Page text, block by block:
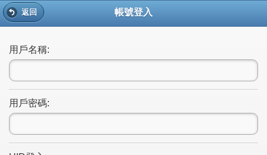
返回 帳號登入
用戶名稱:
用戶密碼: